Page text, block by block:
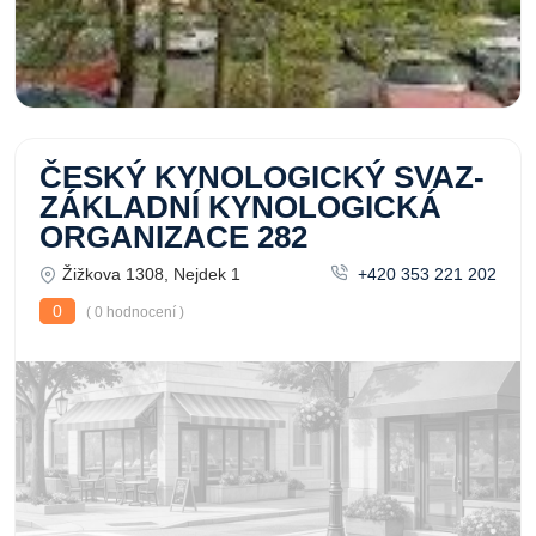
ČESKÝ KYNOLOGICKÝ SVAZ-
ZÁKLADNÍ KYNOLOGICKÁ
ORGANIZACE 282
Žižkova 1308, Nejdek 1
+420 353 221 202
0
( 0 hodnocení )